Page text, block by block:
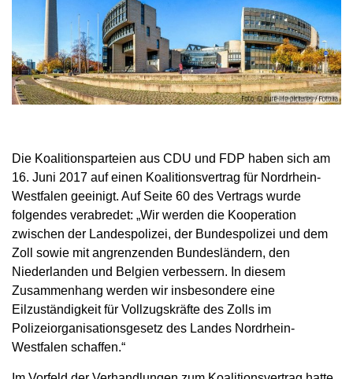
Die Koalitionsparteien aus CDU und FDP haben sich am
16. Juni 2017 auf einen Koalitionsvertrag für Nordrhein-
Westfalen geeinigt. Auf Seite 60 des Vertrags wurde
folgendes verabredet: „Wir werden die Kooperation
zwischen der Landespolizei, der Bundespolizei und dem
Zoll sowie mit angrenzenden Bundesländern, den
Niederlanden und Belgien verbessern. In diesem
Zusammenhang werden wir insbesondere eine
Eilzuständigkeit für Vollzugskräfte des Zolls im
Polizeiorganisationsgesetz des Landes Nordrhein-
Westfalen schaffen.“